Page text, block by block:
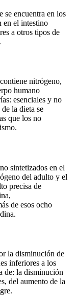
se encuentra en los
en el intestino
a otros tipos de
.
nitrógeno,
humano
esenciales y no
la dieta se
que los no
sintetizados en el
del adulto y el
precisa de
de esos ocho
la disminución de
inferiores a los
de: la disminución
del aumento de la